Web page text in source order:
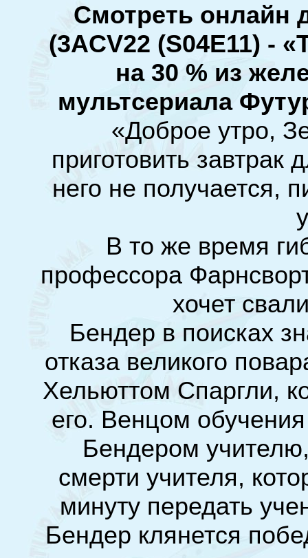
Смотреть онлайн
(3ACV22 (S04E11) -
на 30 % из
мультсериала
«Доброе утро,
приготовить завтрак
него не получается,
В то же время
профессора
хочет
Бендер в поисках
отказа великого
Хельюттом Спаргли,
его. Венцом
Бендером
смерти учителя,
минуту передать
Бендер клянется